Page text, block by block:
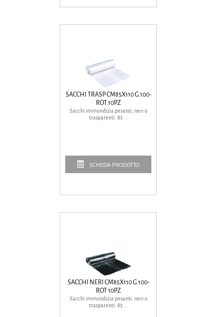
SACCHI TRASP CM85X110 G.100-
ROT.10PZ
Sacchi immondizia pesanti, neri o
trasparenti. 85 ...
SCHEDA PRODOTTO
SACCHI NERI CM85X110 G.100-
ROT 10PZ
Sacchi immondizia pesanti, neri o
trasparenti. 85 ...